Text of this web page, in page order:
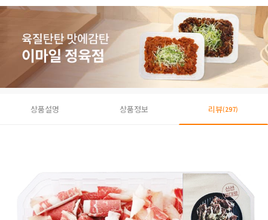
상품설명 상품정보 리뷰(297)